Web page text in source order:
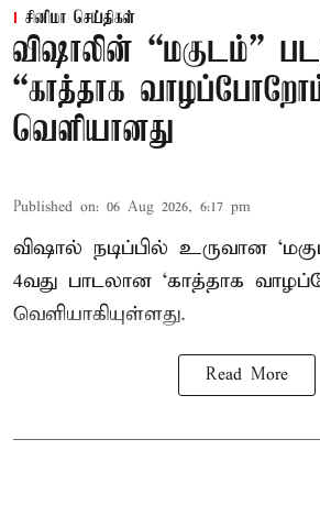
சினிமா செய்திகள்
விஷாலின் “மகுடம்”
“காத்தாக
வெளியானது
Published on: 06 Aug 2026, 6:17 pm
விஷால் நடிப்பில் உருவான
4வது பாடலான ‘காத்தாக
வெளியாகியுள்ளது.
Read More